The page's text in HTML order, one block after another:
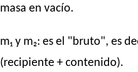
masa en vacío.
m₁ y m₂: es el "bruto", es
(recipiente + contenido).